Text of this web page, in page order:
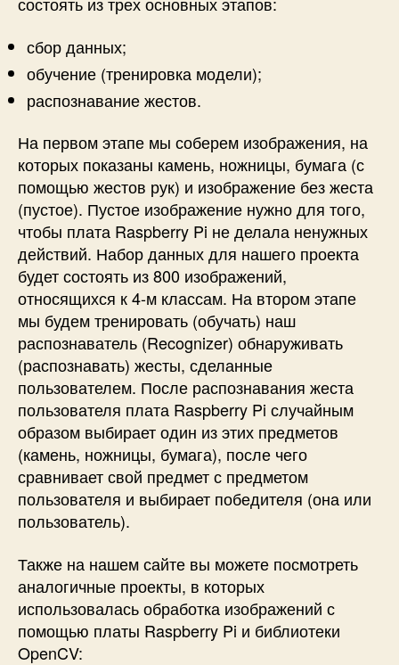
сбор данных;
обучение (тренировка модели);
распознавание жестов.
На первом этапе мы соберем изображения, на
которых показаны камень, ножницы, бумага (с
помощью жестов рук) и изображение без жеста
(пустое). Пустое изображение нужно для того,
чтобы плата Raspberry Pi не делала ненужных
действий. Набор данных для нашего проекта
будет состоять из 800 изображений,
относящихся к 4-м классам. На втором этапе
мы будем тренировать (обучать) наш
распознаватель (Recognizer) обнаруживать
(распознавать) жесты, сделанные
пользователем. После распознавания жеста
пользователя плата Raspberry Pi случайным
образом выбирает один из этих предметов
(камень, ножницы, бумага), после чего
сравнивает свой предмет с предметом
пользователя и выбирает победителя (она или
пользователь).
Также на нашем сайте вы можете посмотреть
аналогичные проекты, в которых
использовалась обработка изображений с
помощью платы Raspberry Pi и библиотеки
OpenCV: